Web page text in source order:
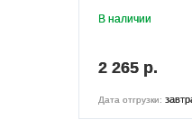
В наличии
2 265 р.
Дата отгрузки: